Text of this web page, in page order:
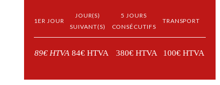
1ER JOUR
JOUR(S)
SUIVANT(S)
5 JOURS
CONSÉCUTIFS
TRANSPORT
89€ HTVA 84€ HTVA 380€ HTVA 100€ HTVA